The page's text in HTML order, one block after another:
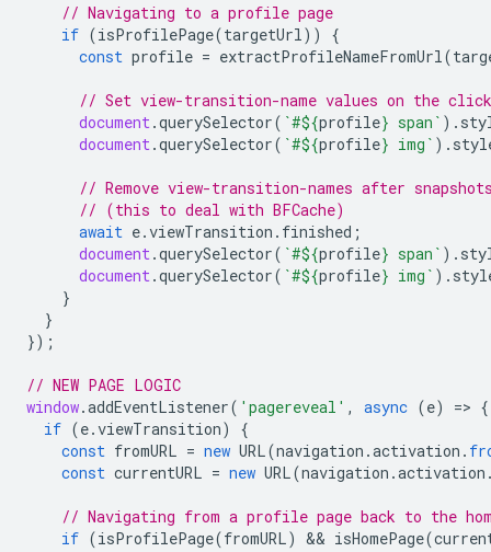
// Navigating to a profile page
if (isProfilePage(targetUrl ))
{
const profile = extractProfileNameFromUrl (
// Set view-transition-name values on the
document .querySelector( `#${profile} span` ).
document .querySelector( `#${profile} img` ).
// Remove view-transition-names after
// (this to deal with BFCache)
await e.viewTransition . finished ;
document .querySelector( `#${profile} span` ).
document .querySelector( `#${profile} img` ).
}
}
});
// NEW PAGE LOGIC
window.addEventListener( 'pagereveal' , async (e) => {
if (e.viewTransition)
{
const fromURL = new URL(navigation .activation .
const currentURL = new URL(navigation .activation
// Navigating from a profile page back to the
if (isProfilePage(fromURL) && isHomePage(